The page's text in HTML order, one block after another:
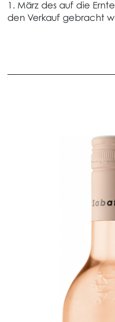
1. März des auf die
den Verkauf gebracht